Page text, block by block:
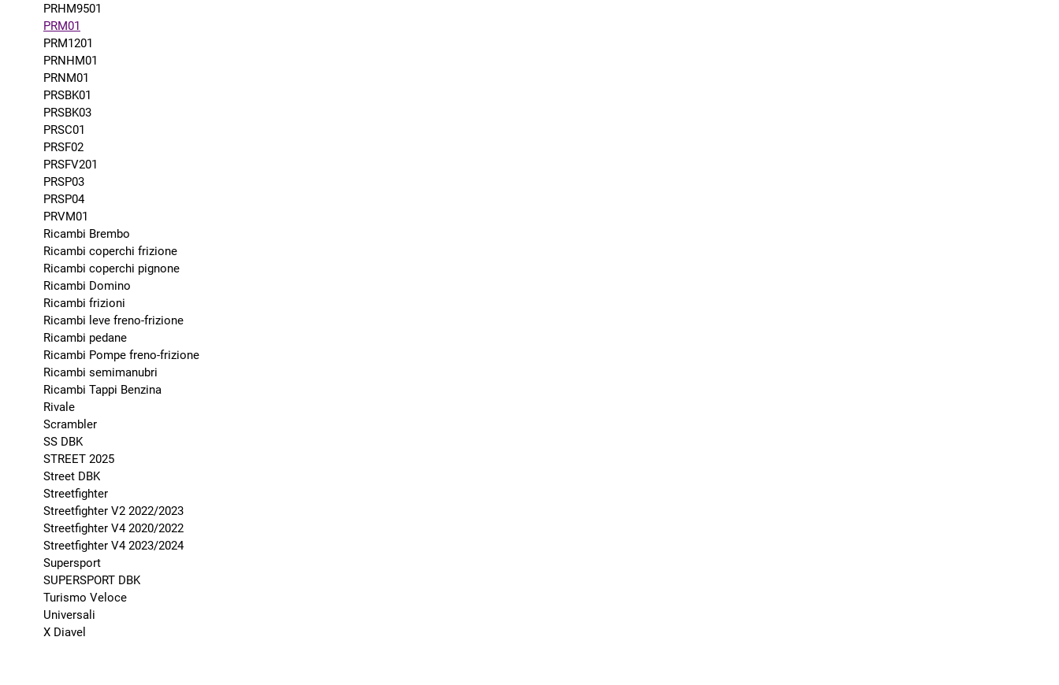
PRHM9501
PRM01
PRM1201
PRNHM01
PRNM01
PRSBK01
PRSBK03
PRSC01
PRSF02
PRSFV201
PRSP03
PRSP04
PRVM01
Ricambi Brembo
Ricambi coperchi frizione
Ricambi coperchi pignone
Ricambi Domino
Ricambi frizioni
Ricambi leve freno-frizione
Ricambi pedane
Ricambi Pompe freno-frizione
Ricambi semimanubri
Ricambi Tappi Benzina
Rivale
Scrambler
SS DBK
STREET 2025
Street DBK
Streetfighter
Streetfighter V2 2022/2023
Streetfighter V4 2020/2022
Streetfighter V4 2023/2024
Supersport
SUPERSPORT DBK
Turismo Veloce
Universali
X Diavel